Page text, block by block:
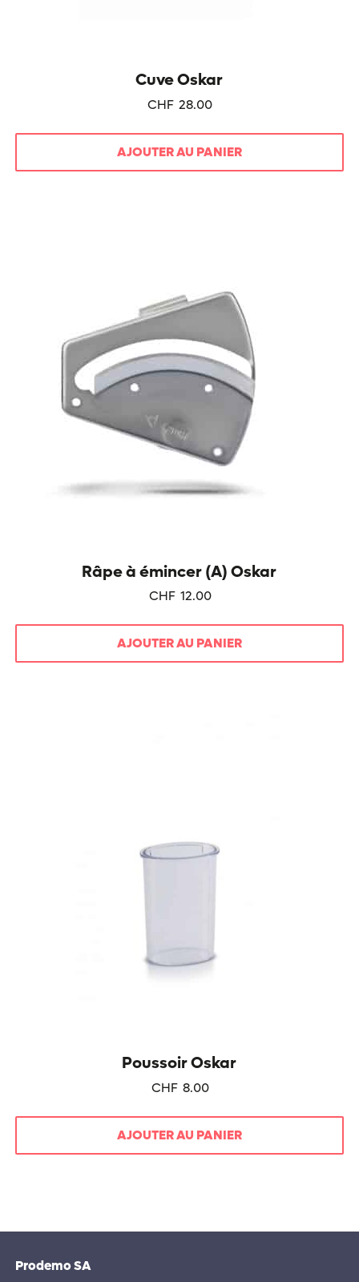
Cuve Oskar
CHF 28.00
AJOUTER AU PANIER
Râpe à émincer (A) Oskar
CHF 12.00
AJOUTER AU PANIER
Poussoir Oskar
CHF 8.00
AJOUTER AU PANIER
Prodemo SA